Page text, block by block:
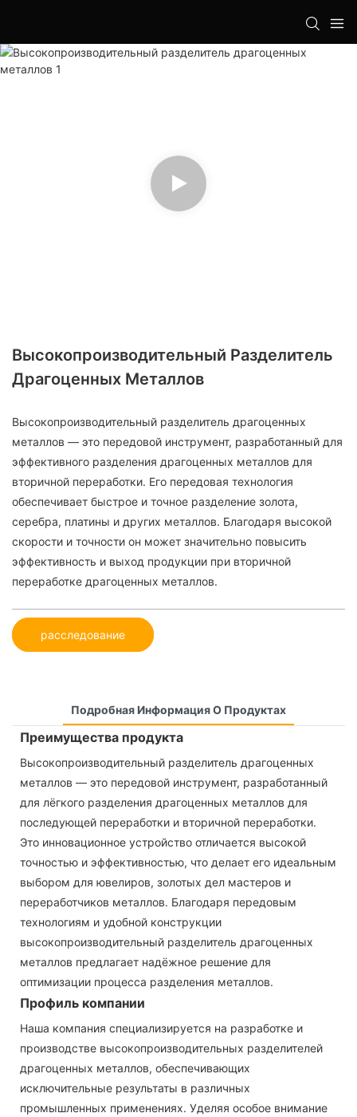
Высокопроизводительный Разделитель
Драгоценных Металлов
Высокопроизводительный разделитель драгоценных
металлов — это передовой инструмент, разработанный для
эффективного разделения драгоценных металлов для
вторичной переработки. Его передовая технология
обеспечивает быстрое и точное разделение золота,
серебра, платины и других металлов. Благодаря высокой
скорости и точности он может значительно повысить
эффективность и выход продукции при вторичной
переработке драгоценных металлов.
расследование
Подробная Информация О Продуктах
Преимущества продукта
Высокопроизводительный разделитель драгоценных
металлов — это передовой инструмент, разработанный
для лёгкого разделения драгоценных металлов для
последующей переработки и вторичной переработки.
Это инновационное устройство отличается высокой
точностью и эффективностью, что делает его идеальным
выбором для ювелиров, золотых дел мастеров и
переработчиков металлов. Благодаря передовым
технологиям и удобной конструкции
высокопроизводительный разделитель драгоценных
металлов предлагает надёжное решение для
оптимизации процесса разделения металлов.
Профиль компании
Наша компания специализируется на разработке и
производстве высокопроизводительных разделителей
драгоценных металлов, обеспечивающих
исключительные результаты в различных
промышленных применениях. Уделяя особое внимание